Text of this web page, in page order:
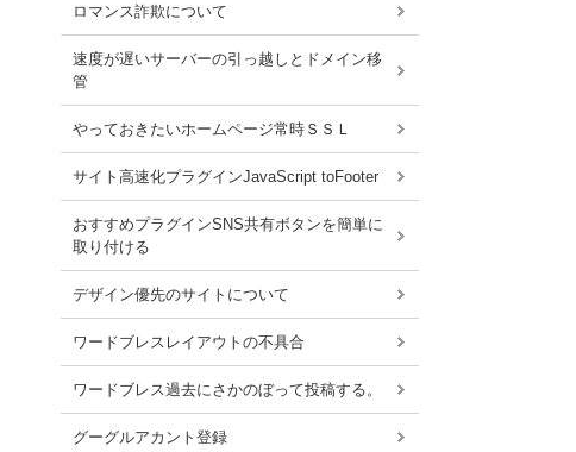
ロマンス詐欺について
速度が遅いサーバーの引っ越しとドメイン移
管
やっておきたいホームページ常時ＳＳＬ
サイト高速化プラグインJavaScript toFooter
おすすめプラグインSNS共有ボタンを簡単に
取り付ける
デザイン優先のサイトについて
ワードブレスレイアウトの不具合
ワードブレス過去にさかのぼって投稿する。
グーグルアカント登録